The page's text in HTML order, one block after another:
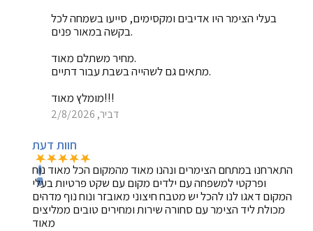
בעלי הצימר היו אדיבים ומקסימים, סייעו בשמחה לכל
בקשה במאור פנים.
מחיר משתלם מאוד.
מתאים גם לשהייה בשבת עבור דתיים.
מומלץ מאוד!!!
דביר, 2/8/2026
חוות דעת
התארחנו במתחם הצימרים ונהנו מאוד מהמקום הכל מאוד נוח
ופרקטי למשפחה עם ילדים מקום עם שקט פרטיות בעלי
המקום דאגו לנו להכל יש מטבח חיצוני מאובזר ונוח נוף מדהים
מכולת ליד הצימר עם סחורה שירות ומחירים טובים ממליצים
מאוד